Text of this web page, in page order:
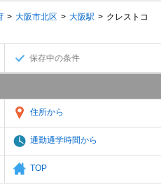
大阪市北区 大阪駅
クレストコ
保存中の条件
住所から
通勤通学時間から
TOP